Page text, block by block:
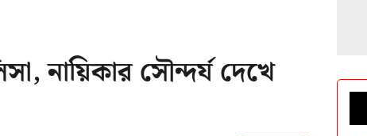
নায়িকার সৌন্দর্য দেখে